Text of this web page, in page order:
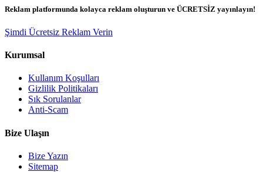
Reklam platformunda kolayca reklam oluşturun ve ÜCRETSİZ yayınlayın!
Şimdi Ücretsiz Reklam Verin
Kurumsal
Kullanım Koşulları
Gizlilik Politikaları
Sık Sorulanlar
Anti-Scam
Bize Ulaşın
Bize Yazın
Sitemap